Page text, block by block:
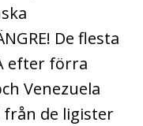
De flesta
efter förra
Venezuela
från de ligister